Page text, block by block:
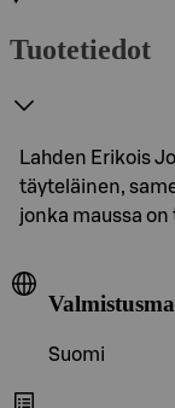
Tuotetiedot
Lahden Erikois
täyteläinen,
jonka maussa
Suomi